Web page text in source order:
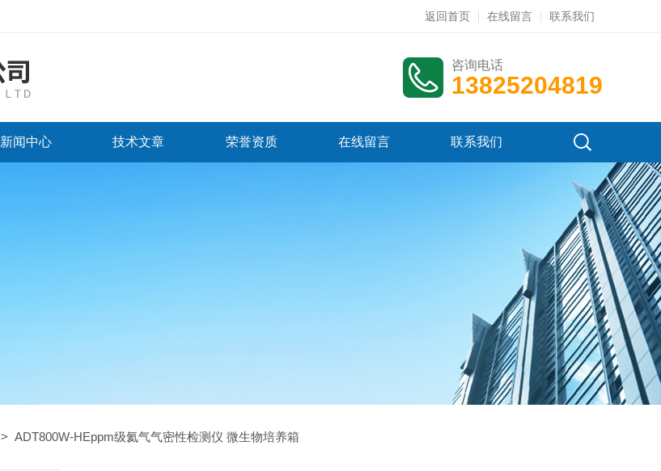
返回首页 在线留言 联系我们
咨询电话
13825204819
新闻中心 技术文章 荣誉资质 在线留言 联系我们
> ADT800W-HEppm级氦气气密性检测仪 微生物培养箱